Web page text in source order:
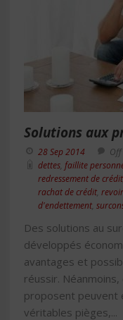
Solutions aux
28 Sep 2014
Off
dettes faillite
redressement de crédit
rachat de crédit
d'endettement
Des solutions au
développés
avantages et
réussir.
proposent peuvent
véritables pièges,...